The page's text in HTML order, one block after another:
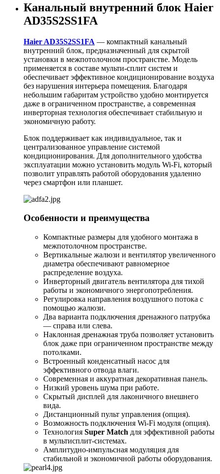
Канальный внутренний блок Haier
AD35S2SS1FA
Haier AD35S2SS1FA — компактный канальный
внутренний блок, предназначенный для скрытой
установки в межпотолочном пространстве. Модель
применяется в составе мульти-сплит систем и
обеспечивает эффективное кондиционирование воздуха
без нарушения интерьера помещения. Благодаря
небольшим габаритам устройство удобно монтируется
даже в ограниченном пространстве, а современная
инверторная технология обеспечивает стабильную и
экономичную работу.
Блок поддерживает как индивидуальное, так и
централизованное управление системой
кондиционирования. Для дополнительного удобства
эксплуатации можно установить модуль Wi-Fi, который
позволит управлять работой оборудования удаленно
через смартфон или планшет.
Особенности и преимущества
Компактные размеры для удобного монтажа в
межпотолочном пространстве.
Вертикальные жалюзи и вентилятор увеличенного
диаметра обеспечивают равномерное
распределение воздуха.
Инверторный двигатель вентилятора для тихой
работы и экономичного энергопотребления.
Регулировка направления воздушного потока с
помощью жалюзи.
Два варианта подключения дренажного патрубка
— справа или слева.
Наклонная дренажная труба позволяет установить
блок даже при ограниченном пространстве между
потолками.
Встроенный конденсатный насос для
эффективного отвода влаги.
Современная и аккуратная декоративная панель.
Низкий уровень шума при работе.
Скрытый дисплей для лаконичного внешнего
вида.
Дистанционный пульт управления (опция).
Возможность подключения Wi-Fi модуля (опция).
Технология Super Match для эффективной работы
в мультисплит-системах.
Амплитудно-импульсная модуляция для
стабильной и экономичной работы оборудования.